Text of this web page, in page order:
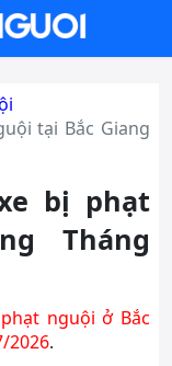
tại Bắc Giang
bị phạt
Tháng
nguội ở Bắc
2026.